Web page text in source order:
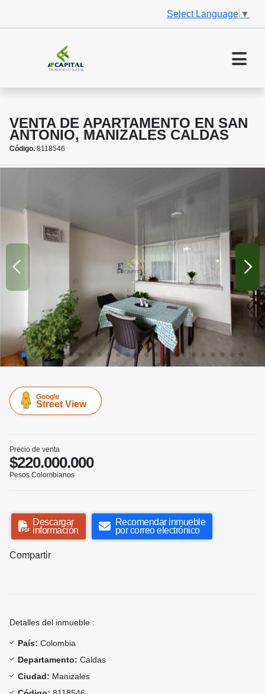
Select Language ▼
VENTA DE APARTAMENTO EN SAN
ANTONIO, MANIZALES CALDAS
Código. 8118546
Google
Street View
Precio de venta
$220.000.000
Pesos Colombianos
Descargar
información
Recomendar inmueble
por correo electrónico
Compartir
Detalles del inmueble :
País: Colombia
Departamento: Caldas
Ciudad: Manizales